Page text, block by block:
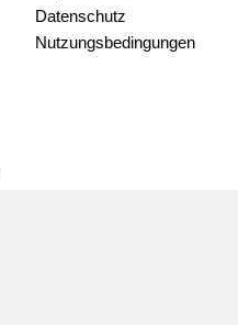
Datenschutz
Nutzungsbedingungen